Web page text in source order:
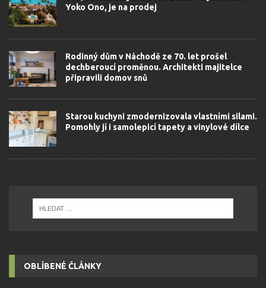
Yoko Ono, je na prodej
Rodinný dům v Náchodě ze 70. let prošel
dechberoucí proměnou. Architekti majitelce
připravili domov snů
Starou kuchyni zmodernizovala vlastními silami.
Pomohly jí i samolepicí tapety a vinylové dílce
OBLÍBENÉ ČLÁNKY